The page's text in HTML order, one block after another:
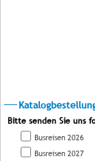
Bitte senden Sie uns
Busreisen 2026
Busreisen 2027